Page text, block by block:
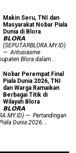
Makin Seru, TNI dan
Masyarakat Nobar Piala
Dunia di Blora
𝗕𝗟𝗢𝗥𝗔
(SEPUTARBLORA.MY.ID)
— Antusiasme
Blora dalam...
Nobar Perempat Final
Piala Dunia 2026, TNI
dan Warga Ramaikan
Berbagai Titik di
Wilayah Blora
𝗕𝗟𝗢𝗥𝗔
— Pertandingan
Dunia 2026...